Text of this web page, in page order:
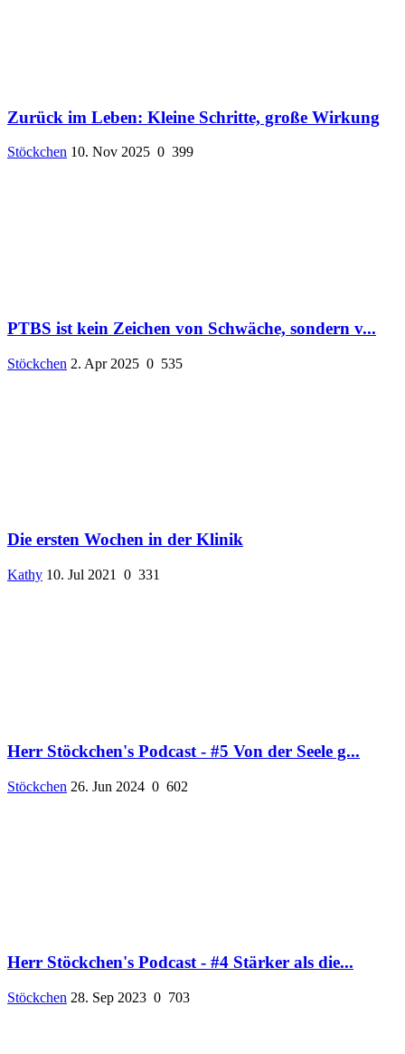
Zurück im Leben: Kleine Schritte, große Wirkung
Stöckchen 10. Nov 2025 0 399
PTBS ist kein Zeichen von Schwäche, sondern v...
Stöckchen 2. Apr 2025 0 535
Die ersten Wochen in der Klinik
Kathy 10. Jul 2021 0 331
Herr Stöckchen's Podcast - #5 Von der Seele g...
Stöckchen 26. Jun 2024 0 602
Herr Stöckchen's Podcast - #4 Stärker als die...
Stöckchen 28. Sep 2023 0 703